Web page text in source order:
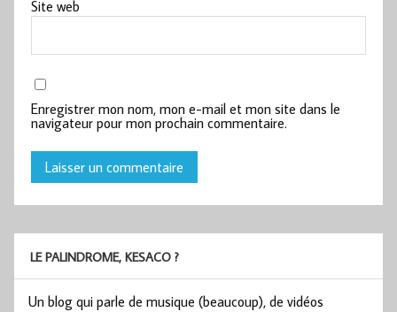
Site web
Enregistrer mon nom, mon e-mail et mon site dans le
navigateur pour mon prochain commentaire.
LE PALINDROME, KESACO ?
Un blog qui parle de musique (beaucoup), de vidéos